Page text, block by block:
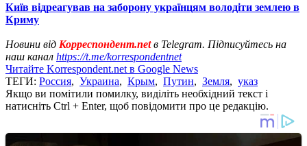
Київ відреагував на заборону українцям володіти землею в
Криму
Новини від Корреспондент.netв Telegram. Підписуйтесь на
наш канал https://t.me/korrespondentnet
Читайте Korrespondent.net в Google News
ТЕГИ: Россия, Украина, Крым, Путин, Земля, указ
Якщо ви помітили помилку, виділіть необхідний текст і
натисніть Ctrl + Enter, щоб повідомити про це редакцію.